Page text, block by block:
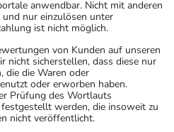
anwendbar. Nicht mit anderen
nur einzulösen unter
ist nicht möglich.
von Kunden auf unseren
nicht sicherstellen, dass diese nur
die die Waren oder
oder erworben haben.
Prüfung des Wortlauts
werden, die insoweit zu
nicht veröffentlicht.